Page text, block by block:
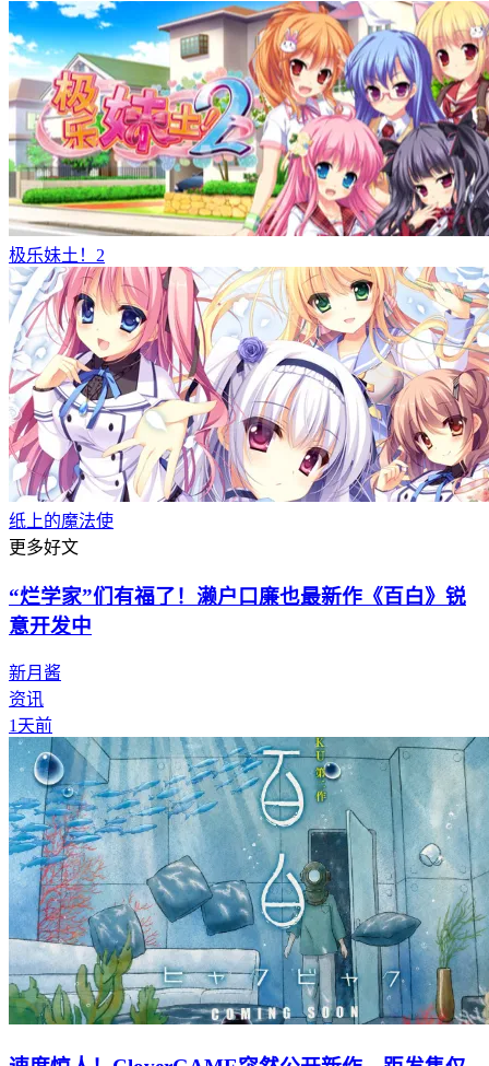
极乐妹土！2
纸上的魔法使
更多好文
“烂学家”们有福了！濑户口廉也最新作《百白》锐
意开发中
新月酱
资讯
1天前